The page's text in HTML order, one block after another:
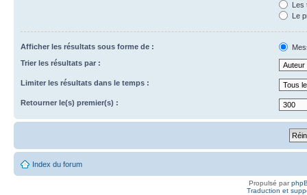
Les
Le
Afficher les résultats sous forme de :
Trier les résultats par :
Limiter les résultats dans le temps :
Retourner le(s) premier(s) :
Index du forum
Propulsé par
Traduction et